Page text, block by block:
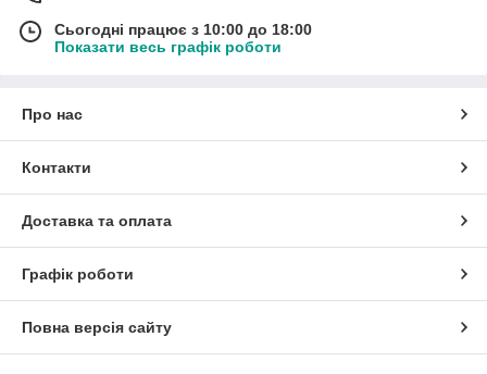
Сьогодні працює з 10:00 до 18:00
Показати весь графік роботи
Про нас
Контакти
Доставка та оплата
Графік роботи
Повна версія сайту